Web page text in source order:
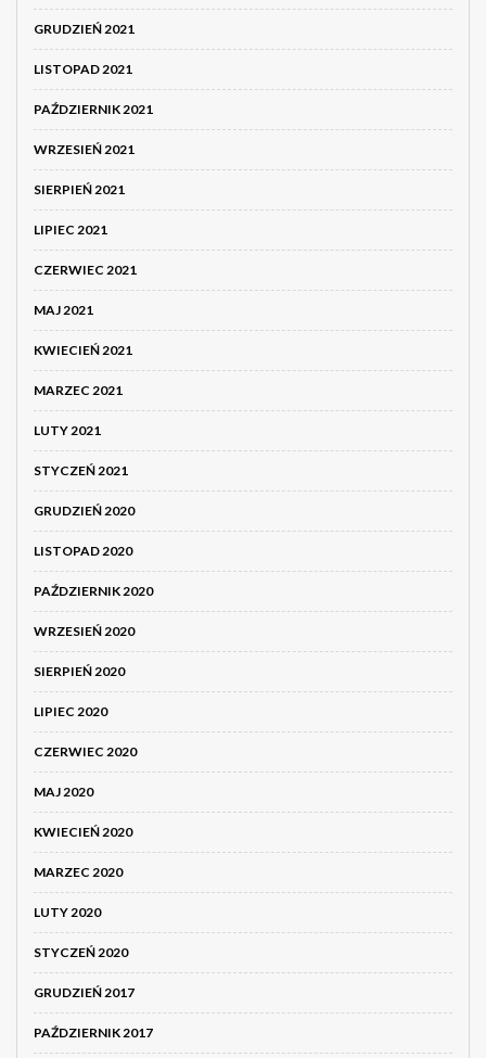
GRUDZIEŃ 2021
LISTOPAD 2021
PAŹDZIERNIK 2021
WRZESIEŃ 2021
SIERPIEŃ 2021
LIPIEC 2021
CZERWIEC 2021
MAJ 2021
KWIECIEŃ 2021
MARZEC 2021
LUTY 2021
STYCZEŃ 2021
GRUDZIEŃ 2020
LISTOPAD 2020
PAŹDZIERNIK 2020
WRZESIEŃ 2020
SIERPIEŃ 2020
LIPIEC 2020
CZERWIEC 2020
MAJ 2020
KWIECIEŃ 2020
MARZEC 2020
LUTY 2020
STYCZEŃ 2020
GRUDZIEŃ 2017
PAŹDZIERNIK 2017